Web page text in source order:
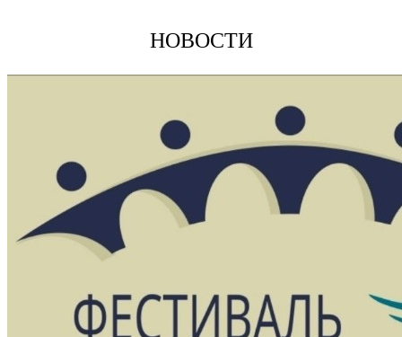
НОВОСТИ